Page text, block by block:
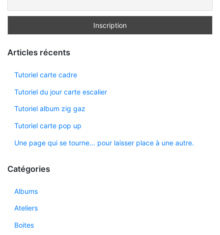
Articles récents
Tutoriel carte cadre
Tutoriel du jour carte escalier
Tutoriel album zig gaz
Tutoriel carte pop up
Une page qui se tourne… pour laisser place à une autre.
Catégories
Albums
Ateliers
Boites